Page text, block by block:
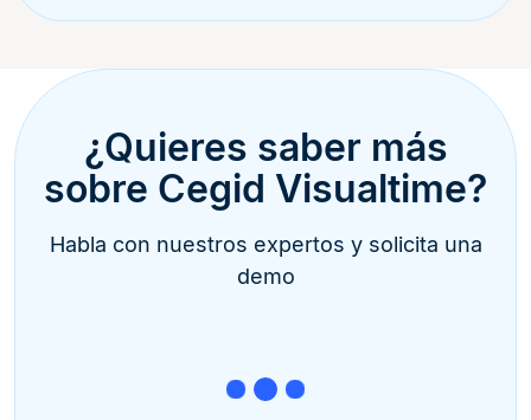
¿Quieres saber más
sobre Cegid Visualtime?
Habla con nuestros expertos y solicita una
demo